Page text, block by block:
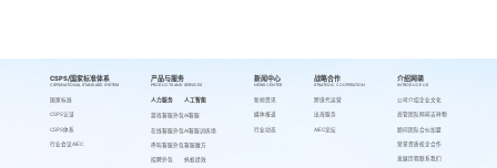
CSPS/国家标准体系
CSPS/NATIONAL STANDARD SYSTEM
国家标准
CSPS认证
CSPS体系
行业会议AIEC
产品与服务
PRODUCTS AND SERVICES
人力服务
游戏客服外包
在线客服外包
呼叫客服外包
招聘外包
人工智能
AI客服
AI客服训练场
客服魔方
蚂蚁绩效
新闻中心
NEWS CENTER
新闻资讯
媒体报道
行业动态
战略合作
STRATEGIC COOPERATION
跨境代运营
出海服务
AIEC论坛
介绍网萌
INTRODUCE US
公司介绍
高管团队
顾问团队
荣誉资质
发展历程
企业文化
网萌吉祥物
合伙加盟
校企合作
联系我们